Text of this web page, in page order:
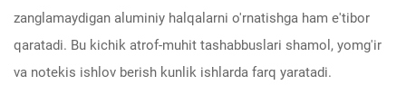
zanglamaydigan aluminiy halqalarni o'rnatishga ham e'tibor
qaratadi. Bu kichik atrof-muhit tashabbuslari shamol, yomg'ir
va notekis ishlov berish kunlik ishlarda farq yaratadi.